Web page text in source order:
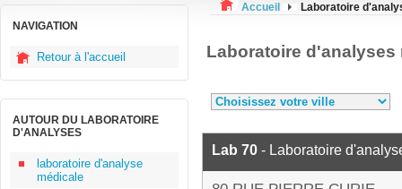
NAVIGATION
Retour à l'accueil
AUTOUR DU LABORATOIRE
D'ANALYSES
laboratoire d'analyse
médicale
Accueil Laboratoire
Laboratoire d'analyses
Lab 70 - Laboratoire